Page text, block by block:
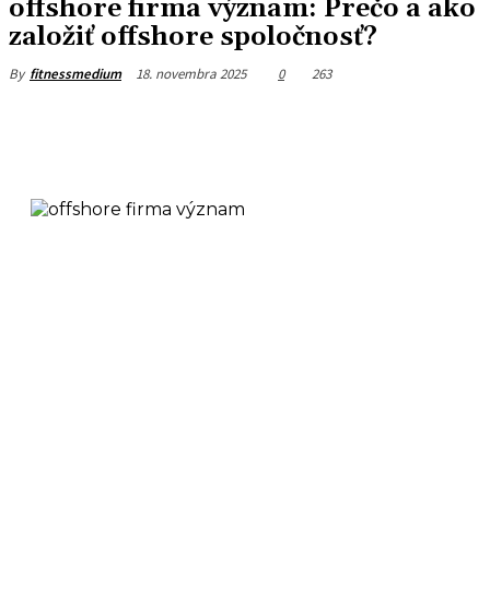
offshore firma význam: Prečo a ako
založiť offshore spoločnosť?
By fitnessmedium 18. novembra 2025 0 263